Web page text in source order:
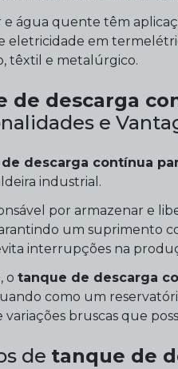
e água quente têm
eletricidade em
têxtil e metalúrgico.
de descarga
e
descarga contínua
industrial.
por armazenar e
um suprimento
interrupções na
o tanque de descarga
como um
variações bruscas que
de tanque de